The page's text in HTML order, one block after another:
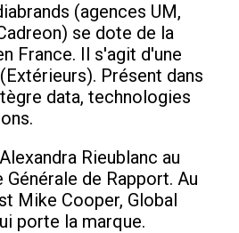
(agences UM,
se dote de la
France. Il s'agit d'une
Présent dans
data, technologies
Rieublanc au
de Rapport. Au
Mike Cooper, Global
porte la marque.